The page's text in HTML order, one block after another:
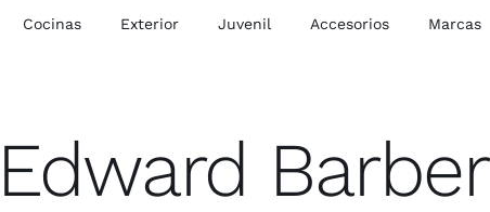
Cocinas Exterior Juvenil Accesorios Marcas
Edward Barber